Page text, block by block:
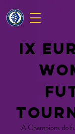
IX
A Champions do